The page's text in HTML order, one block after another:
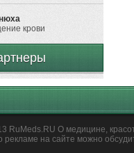
крови
RuMeds.RU О медицине,
рекламе на сайте можно